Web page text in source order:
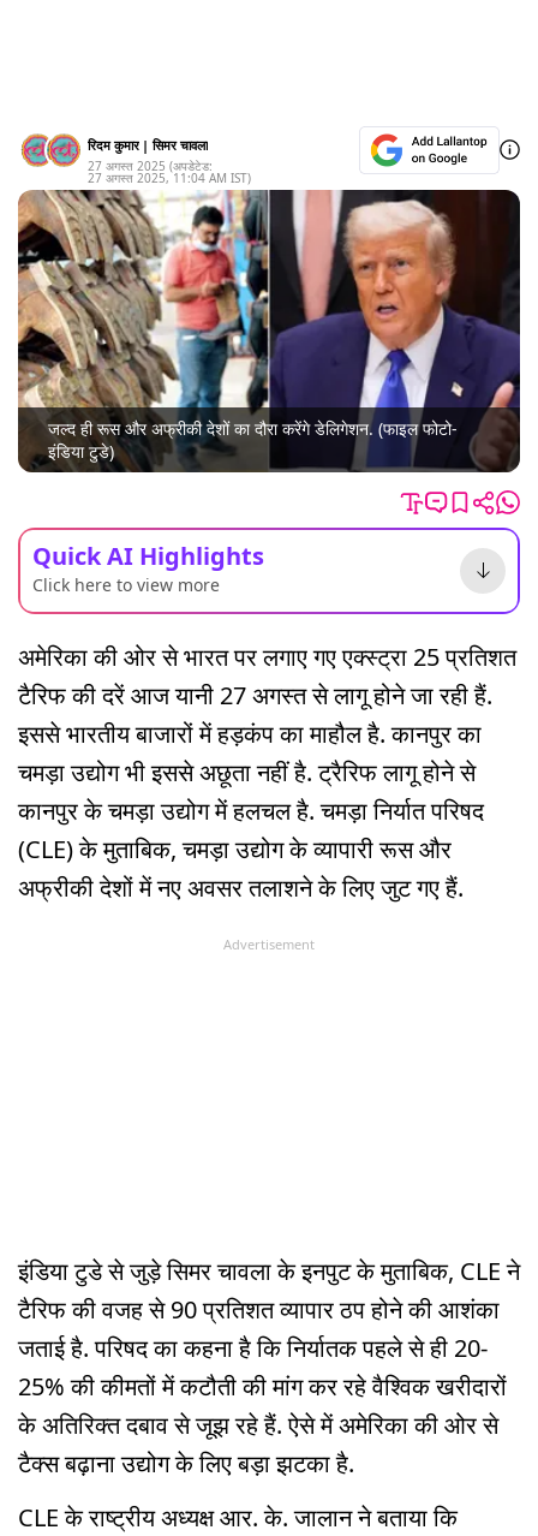
रिदम कुमार | सिमर चावला
27 अगस्त 2025 (अपडेटेड:
27 अगस्त 2025, 11:04 AM IST)
जल्द ही रूस और अफ्रीकी देशों का दौरा करेंगे डेलिगेशन. (फाइल फोटो-
इंडिया टुडे)
Quick AI Highlights
Click here to view more
अमेरिका की ओर से भारत पर लगाए गए एक्स्ट्रा 25 प्रतिशत
टैरिफ की दरें आज यानी 27 अगस्त से लागू होने जा रही हैं.
इससे भारतीय बाजारों में हड़कंप का माहौल है. कानपुर का
चमड़ा उद्योग भी इससे अछूता नहीं है. ट्रैरिफ लागू होने से
कानपुर के चमड़ा उद्योग में हलचल है. चमड़ा निर्यात परिषद
(CLE) के मुताबिक, चमड़ा उद्योग के व्यापारी रूस और
अफ्रीकी देशों में नए अवसर तलाशने के लिए जुट गए हैं.
Advertisement
इंडिया टुडे से जुड़े सिमर चावला के इनपुट के मुताबिक, CLE ने
टैरिफ की वजह से 90 प्रतिशत व्यापार ठप होने की आशंका
जताई है. परिषद का कहना है कि निर्यातक पहले से ही 20-
25% की कीमतों में कटौती की मांग कर रहे वैश्विक खरीदारों
के अतिरिक्त दबाव से जूझ रहे हैं. ऐसे में अमेरिका की ओर से
टैक्स बढ़ाना उद्योग के लिए बड़ा झटका है.
CLE के राष्ट्रीय अध्यक्ष आर. के. जालान ने बताया कि